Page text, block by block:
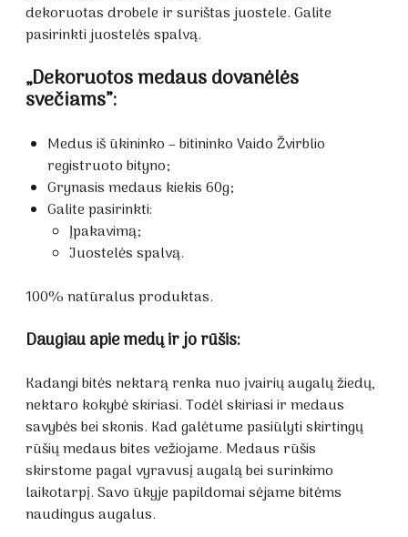
dekoruotas drobele ir surištas juostele. Galite
pasirinkti juostelės spalvą.
„Dekoruotos medaus dovanėlės
svečiams”:
Medus iš ūkininko – bitininko Vaido Žvirblio
registruoto bityno;
Grynasis medaus kiekis 60g;
Galite pasirinkti:
Įpakavimą;
Juostelės spalvą.
100% natūralus produktas.
Daugiau apie medų ir jo rūšis:
Kadangi bitės nektarą renka nuo įvairių augalų žiedų,
nektaro kokybė skiriasi. Todėl skiriasi ir medaus
savybės bei skonis. Kad galėtume pasiūlyti skirtingų
rūšių medaus bites vežiojame. Medaus rūšis
skirstome pagal vyravusį augalą bei surinkimo
laikotarpį. Savo ūkyje papildomai sėjame bitėms
naudingus augalus.